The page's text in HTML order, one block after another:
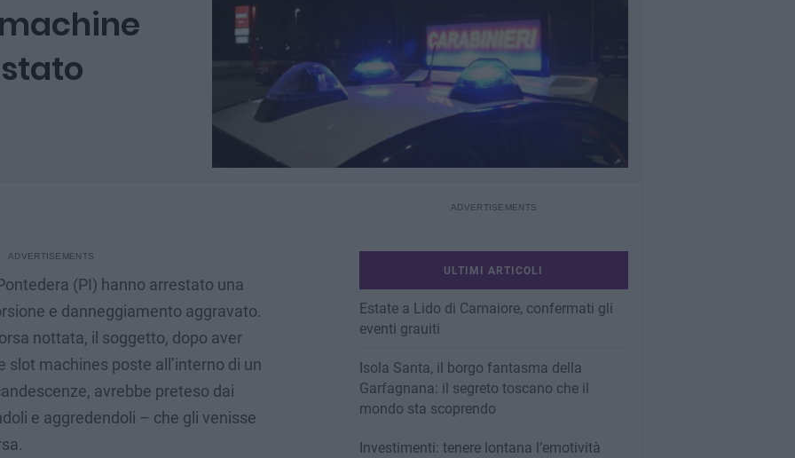
(PI) hanno arrestato una
e danneggiamento aggravato.
nottata, il soggetto, dopo aver
slot machines poste all’interno di un
avrebbe preteso dai
e aggredendoli – che gli venisse
ULTIMI ARTICOLI
Estate a Lido di Camaiore, confermati gli
eventi grauiti
Isola Santa, il borgo fantasma della
Garfagnana: il segreto toscano che il
mondo sta scoprendo
Investimenti: tenere lontana l’emotività